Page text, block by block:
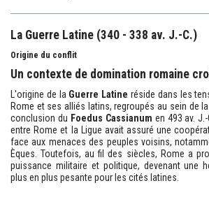
La Guerre Latine (340 - 338 av. J.-C.)
Origine du conflit
Un contexte de domination romaine
L'origine de la Guerre Latine réside dans les
Rome et ses alliés latins, regroupés au sein de la
conclusion du Foedus Cassianum en 493 av.
entre Rome et la Ligue avait assuré une
face aux menaces des peuples voisins,
Èques. Toutefois, au fil des siècles, Rome a
puissance militaire et politique, devenant une
plus en plus pesante pour les cités latines.